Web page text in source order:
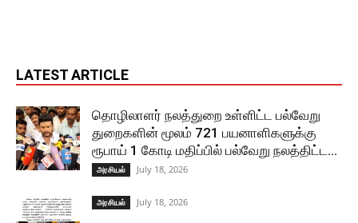
LATEST ARTICLE
தொழிலாளர் நலத்துறை உள்ளிட்ட பல்வேறு
துறைகளின் மூலம் 721 பயனாளிகளுக்கு
ரூபாய் 1 கோடி மதிப்பில் பல்வேறு நலத்திட்ட...
அரசியல் July 18, 2026
அரசியல் July 18, 2026